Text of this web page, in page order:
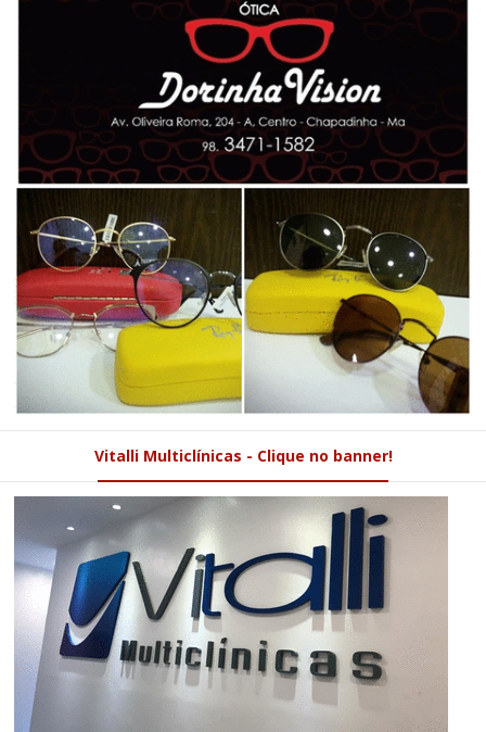
Vitalli Multiclínicas - Clique no banner!